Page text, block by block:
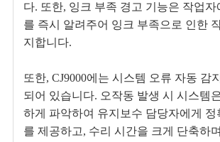
다. 또한, 잉크 부족 경고 기능은 작업자
를 즉시 알려주어 잉크 부족으로 인한
지합니다.
또한, CJ9000에는 시스템 오류 자동 감
되어 있습니다. 오작동 발생 시 시스템
하게 파악하여 유지보수 담당자에게 정
를 제공하고, 수리 시간을 크게 단축하